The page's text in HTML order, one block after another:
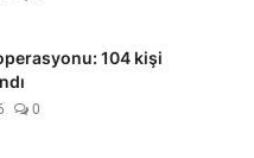
104 kişi
0